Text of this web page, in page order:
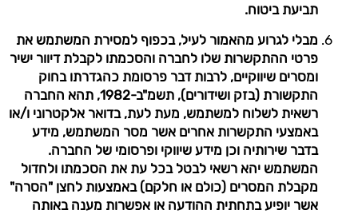
תביעת ביטוח.
מבלי לגרוע מהאמור לעיל, בכפוף למסירת המשתמש את
פרטי ההתקשרות שלו לחברה והסכמתו לקבלת דיוור ישיר
ומסרים שיווקיים, לרבות דבר פרסומת כהגדרתו בחוק
התקשורת (בזק ושידורים), תשמ"ב-1982, תהא החברה
רשאית לשלוח למשתמש, מעת לעת, בדואר אלקטרוני ו/או
באמצעי התקשרות אחרים אשר מסר המשתמש, מידע
בדבר שירותיה וכן מידע שיווקי ופרסומי של החברה.
המשתמש יהא רשאי לבטל בכל עת את הסכמתו ולחדול
מקבלת המסרים (כולם או חלקם) באמצעות לחצן "הסרה"
אשר יופיע בתחתית ההודעה או אפשרות מענה באותה